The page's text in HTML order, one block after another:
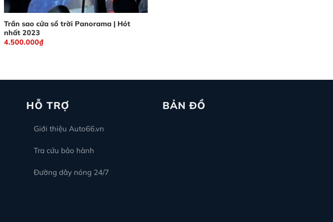
Trần sao cửa sổ trời Panorama | Hót
nhất 2023
4.500.000₫
HỖ TRỢ
Giới thiệu Auto66.vn
Tra cứu bảo hành
Đường dây nóng 24/7
BẢN ĐỒ